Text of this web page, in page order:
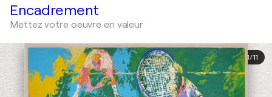
Encadrement
Mettez votre oeuvre en valeur
1/11